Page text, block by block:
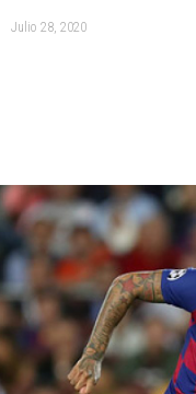
Julio 28, 2020